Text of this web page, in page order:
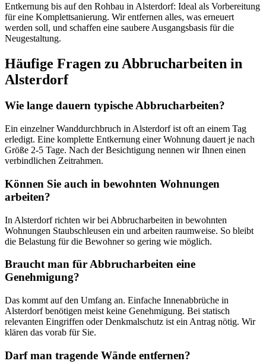
Entkernung bis auf den Rohbau in Alsterdorf: Ideal als Vorbereitung
für eine Komplettsanierung. Wir entfernen alles, was erneuert
werden soll, und schaffen eine saubere Ausgangsbasis für die
Neugestaltung.
Häufige Fragen zu Abbrucharbeiten in
Alsterdorf
Wie lange dauern typische Abbrucharbeiten?
Ein einzelner Wanddurchbruch in Alsterdorf ist oft an einem Tag
erledigt. Eine komplette Entkernung einer Wohnung dauert je nach
Größe 2-5 Tage. Nach der Besichtigung nennen wir Ihnen einen
verbindlichen Zeitrahmen.
Können Sie auch in bewohnten Wohnungen
arbeiten?
In Alsterdorf richten wir bei Abbrucharbeiten in bewohnten
Wohnungen Staubschleusen ein und arbeiten raumweise. So bleibt
die Belastung für die Bewohner so gering wie möglich.
Braucht man für Abbrucharbeiten eine
Genehmigung?
Das kommt auf den Umfang an. Einfache Innenabbrüche in
Alsterdorf benötigen meist keine Genehmigung. Bei statisch
relevanten Eingriffen oder Denkmalschutz ist ein Antrag nötig. Wir
klären das vorab für Sie.
Darf man tragende Wände entfernen?